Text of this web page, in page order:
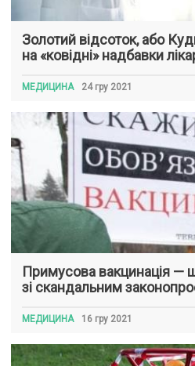
Золотий відсоток, або
на «ковідні» надбавки
МЕДИЦИНА 24 гру 2021
Примусова вакцинація —
зі скандальним
МЕДИЦИНА 16 гру 2021